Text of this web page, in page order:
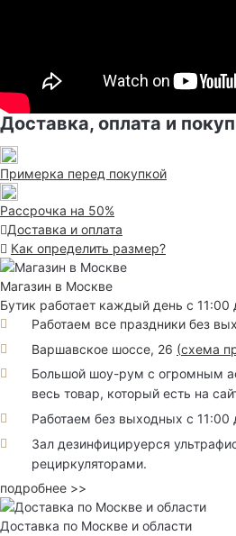
Доставка, оплата и
Примерка перед покупкой
Рассрочка на 50%
Доставка и оплата
Как определить размер?
Магазин в Москве
Бутик работает каждый день с 11:00
Работаем все праздники без
Варшавское шоссе, 26 (схема
Большой шоу-рум с огромным
весь товар, который есть на
Работаем без выходных с 11:00
Зал дезинфицируерся
рециркуляторами.
подробнее >>
Доставка по Москве и области